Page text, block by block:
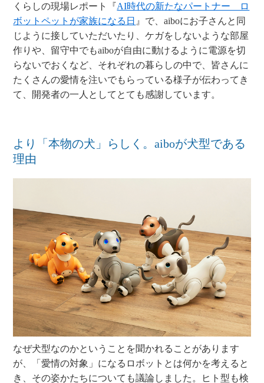
くらしの現場レポート『AI時代の新たなパートナー ロ
ボットペットが家族になる日 』で、aiboにお子さんと同
じように接していただいたり、ケガをしないような部屋
作りや、留守中でもaiboが自由に動けるように電源を切
らないでおくなど、それぞれの暮らしの中で、皆さんに
たくさんの愛情を注いでもらっている様子が伝わってき
て、開発者の一人としてとても感謝しています。
より「本物の犬」らしく。aiboが犬型である
理由
なぜ犬型なのかということを聞かれることがあります
が、「愛情の対象」になるロボットとは何かを考えると
き、その姿かたちについても議論しました。ヒト型も検